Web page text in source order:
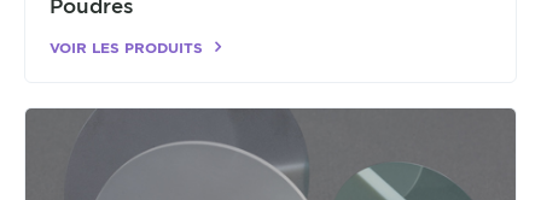
Poudres
VOIR LES PRODUITS